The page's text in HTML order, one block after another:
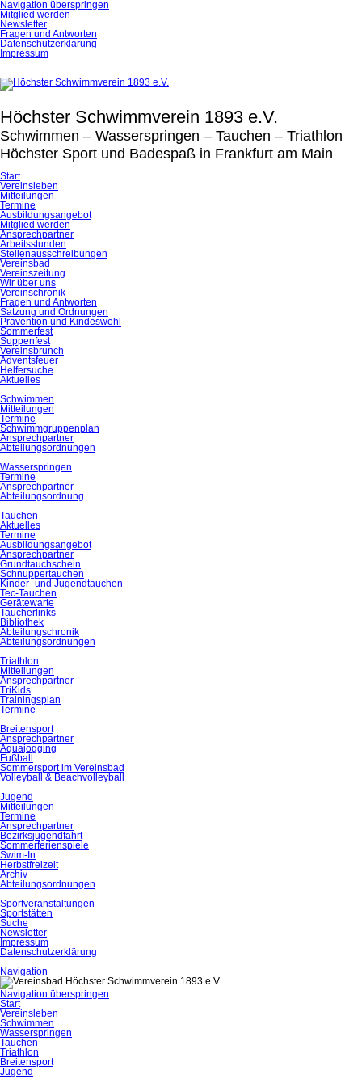
Navigation überspringen
Mitglied werden
Newsletter
Fragen und Antworten
Datenschutzerklärung
Impressum
Höchster Schwimmverein 1893 e.V.
Schwimmen – Wasserspringen – Tauchen – Triathlon
Höchster Sport und Badespaß in Frankfurt am Main
Start
Vereinsleben
Mitteilungen
Termine
Ausbildungsangebot
Mitglied werden
Ansprechpartner
Arbeitsstunden
Stellenausschreibungen
Vereinsbad
Vereinszeitung
Wir über uns
Vereinschronik
Fragen und Antworten
Satzung und Ordnungen
Prävention und Kindeswohl
Sommerfest
Suppenfest
Vereinsbrunch
Adventsfeuer
Helfersuche
Aktuelles
Schwimmen
Mitteilungen
Termine
Schwimmgruppenplan
Ansprechpartner
Abteilungsordnungen
Wasserspringen
Termine
Ansprechpartner
Abteilungsordnung
Tauchen
Aktuelles
Termine
Ausbildungsangebot
Ansprechpartner
Grundtauchschein
Schnuppertauchen
Kinder- und Jugendtauchen
Tec-Tauchen
Gerätewarte
Taucherlinks
Bibliothek
Abteilungschronik
Abteilungsordnungen
Triathlon
Mitteilungen
Ansprechpartner
TriKids
Trainingsplan
Termine
Breitensport
Ansprechpartner
Aquajogging
Fußball
Sommersport im Vereinsbad
Volleyball & Beachvolleyball
Jugend
Mitteilungen
Termine
Ansprechpartner
Bezirksjugendfahrt
Sommerferienspiele
Swim-In
Herbstfreizeit
Archiv
Abteilungsordnungen
Sportveranstaltungen
Sportstätten
Suche
Newsletter
Impressum
Datenschutzerklärung
Navigation
Navigation überspringen
Start
Vereinsleben
Schwimmen
Wasserspringen
Tauchen
Triathlon
Breitensport
Jugend